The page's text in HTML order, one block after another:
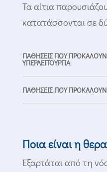
Τα αίτια
κατατάσσονται σε
ΠΑΘΗΣΕΙΣ ΠΟΥ ΠΡΟΚΑΛΟΥΝ
ΥΠΕΡΛΕΙΤΟΥΡΓΙΑ
ΠΑΘΗΣΕΙΣ ΠΟΥ
Ποια είναι η
Εξαρτάται από τη